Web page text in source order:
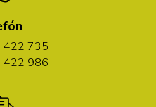
422 735
422 986